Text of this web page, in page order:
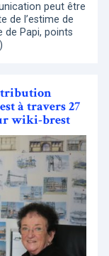
peut être
de l’estime de
de Papi, points
à travers 27
wiki-brest